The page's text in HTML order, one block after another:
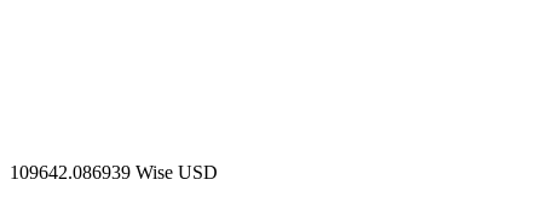
109642.086939 Wise USD